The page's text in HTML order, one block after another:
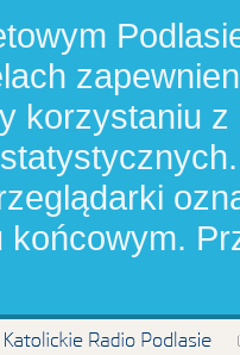
korzystaniu
końcowym.